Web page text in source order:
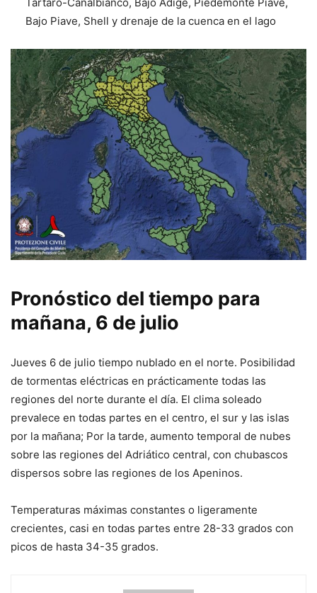
Bajo Piave, Shell y drenaje de la cuenca en el lago
Pronóstico del tiempo para
mañana, 6 de julio
Jueves 6 de julio tiempo nublado en el norte. Posibilidad
de tormentas eléctricas en prácticamente todas las
regiones del norte durante el día. El clima soleado
prevalece en todas partes en el centro, el sur y las islas
por la mañana; Por la tarde, aumento temporal de nubes
sobre las regiones del Adriático central, con chubascos
dispersos sobre las regiones de los Apeninos.
Temperaturas máximas constantes o ligeramente
crecientes, casi en todas partes entre 28-33 grados con
picos de hasta 34-35 grados.